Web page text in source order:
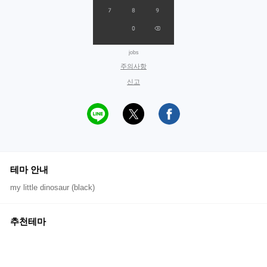
jobs
주의사항
신고
테마 안내
my little dinosaur (black)
추천테마